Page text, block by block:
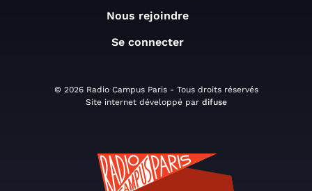
Nous rejoindre
Se connecter
© 2026 Radio Campus Paris - Tous droits réservés
Site internet développé par difuse